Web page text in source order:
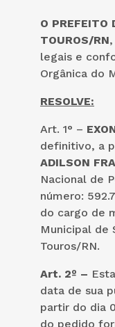
O PREFEITO
TOUROS/RN
legais e
Orgânica do
RESOLVE:
Art. 1° –
definitivo, a
ADILSON
Nacional de
número:
do cargo de
Municipal de
Touros/RN.
Art. 2º –
data de sua
partir do dia
do pedido